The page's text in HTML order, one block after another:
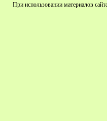
При использовании материалов